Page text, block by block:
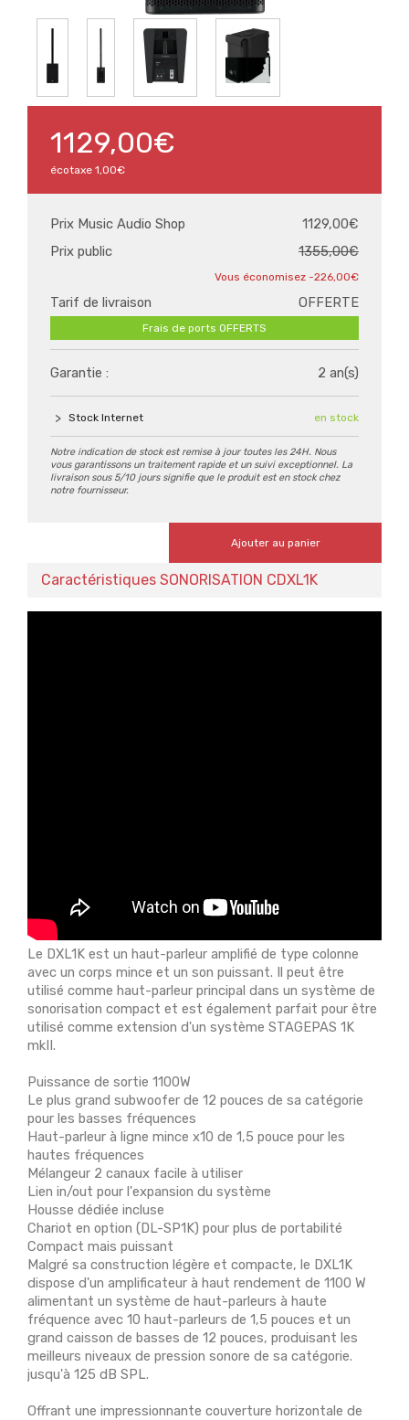
1129,00€
écotaxe 1,00€
Prix Music Audio Shop
1129,00€
Prix public
1355,00€
-226,00€
Tarif de livraison OFFERTE
Frais de ports OFFERTS
Garantie : 2 an(s)
Stock Internet en stock
Notre indication de stock est remise à jour toutes les 24H. Nous
vous garantissons un traitement rapide et un suivi exceptionnel. La
livraison sous 5/10 jours signifie que le produit est en stock chez
notre fournisseur.
Ajouter au panier
Caractéristiques SONORISATION CDXL1K
Le DXL1K est un haut-parleur amplifié de type colonne
avec un corps mince et un son puissant. Il peut être
utilisé comme haut-parleur principal dans un système de
sonorisation compact et est également parfait pour être
utilisé comme extension d'un système STAGEPAS 1K
mkII.
Puissance de sortie 1100W
Le plus grand subwoofer de 12 pouces de sa catégorie
pour les basses fréquences
Haut-parleur à ligne mince x10 de 1,5 pouce pour les
hautes fréquences
Mélangeur 2 canaux facile à utiliser
Lien in/out pour l'expansion du système
Housse dédiée incluse
Chariot en option (DL-SP1K) pour plus de portabilité
Compact mais puissant
Malgré sa construction légère et compacte, le DXL1K
dispose d'un amplificateur à haut rendement de 1100 W
alimentant un système de haut-parleurs à haute
fréquence avec 10 haut-parleurs de 1,5 pouces et un
grand caisson de basses de 12 pouces, produisant les
meilleurs niveaux de pression sonore de sa catégorie.
jusqu'à 125 dB SPL.
Offrant une impressionnante couverture horizontale de